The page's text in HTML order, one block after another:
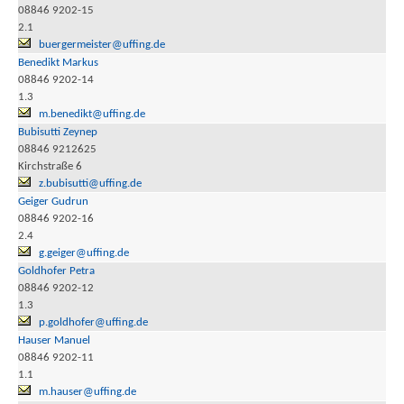
08846 9202-15
2.1
buergermeister@uffing.de
Benedikt Markus
08846 9202-14
1.3
m.benedikt@uffing.de
Bubisutti Zeynep
08846 9212625
Kirchstraße 6
z.bubisutti@uffing.de
Geiger Gudrun
08846 9202-16
2.4
g.geiger@uffing.de
Goldhofer Petra
08846 9202-12
1.3
p.goldhofer@uffing.de
Hauser Manuel
08846 9202-11
1.1
m.hauser@uffing.de